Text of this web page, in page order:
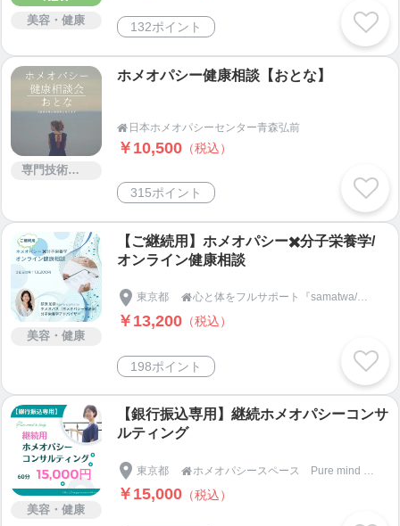
美容・健康
132ポイント
専門技術サービス
ホメオパシー健康相談【おとな】
 日本ホメオパシーセンター青森弘前
￥10,500 （税込）
315ポイント
美容・健康
【ご継続用】ホメオパシー✖️分子栄養学/
オンライン健康相談
東京都  心と体をフルサポート『samatwa/サマトワ』
￥13,200 （税込）
198ポイント
美容・健康
【銀行振込専用】継続ホメオパシーコンサ
ルティング
東京都 
￥15,000 （税込）